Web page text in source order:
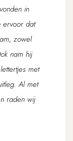
in
ervoor dat
zowel
nam hij
met
Al met
raden wij